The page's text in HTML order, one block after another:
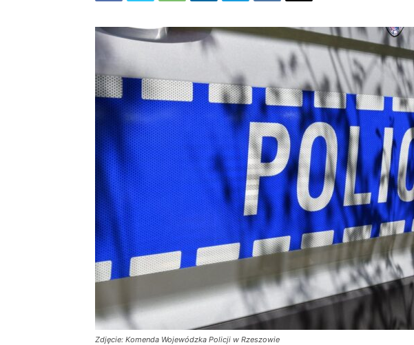
Zdjęcie: Komenda Wojewódzka Policji w Rzeszowie